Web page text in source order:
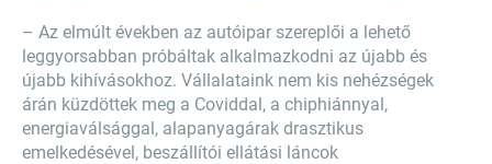
– Az elmúlt években az autóipar szereplői a lehető
leggyorsabban próbáltak alkalmazkodni az újabb és
újabb kihívásokhoz. Vállalataink nem kis nehézségek
árán küzdöttek meg a Coviddal, a chiphiánnyal,
energiaválsággal, alapanyagárak drasztikus
emelkedésével, beszállítói ellátási láncok